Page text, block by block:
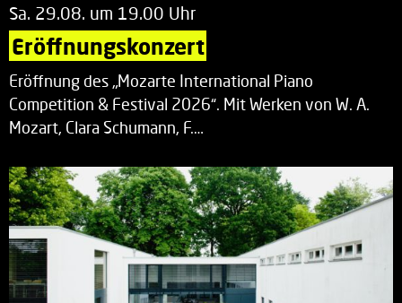
Sa. 29.08. um 19.00 Uhr
Eröffnungskonzert
Eröffnung des „Mozarte International Piano
Competition & Festival 2026“. Mit Werken von W. A.
Mozart, Clara Schumann, F.…